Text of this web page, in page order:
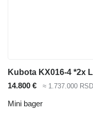
Kubota KX016-4 *2x
14.800 €
≈ 1.737.000 RSD
Mini bager